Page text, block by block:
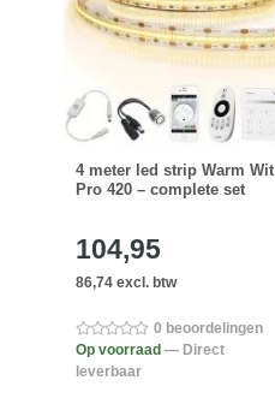
4 meter led strip Warm Wit
Pro 420 – complete set
104,95
86,74 excl. btw
0 beoordelingen
Op voorraad — Direct
leverbaar